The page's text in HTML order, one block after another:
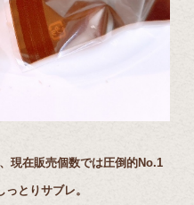
現在販売個数では圧倒的No.1
とりサブレ。